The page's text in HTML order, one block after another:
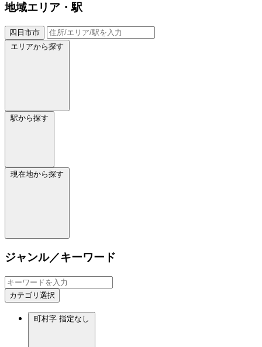
地域エリア・駅
四日市市
エリアから探す
駅から探す
現在地から探す
ジャンル／キーワード
カテゴリ選択
町村字 指定なし